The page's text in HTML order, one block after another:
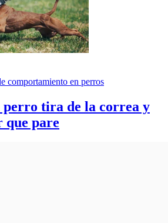
comportamiento en perros
perro tira de la correa y
que pare